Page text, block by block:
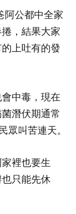
阿公都中全家
，結果大家
上吐有的發
中毒，現在
潛伏期通常
眾叫苦連天。
裡也要生
只能先休